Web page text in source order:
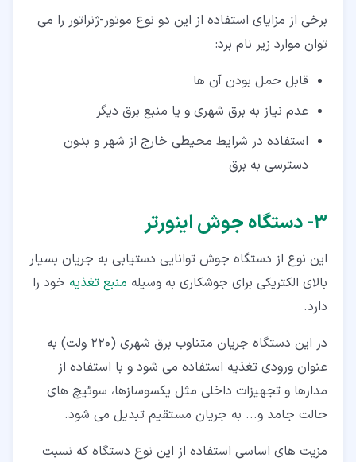
برخی از مزایای استفاده از این دو نوع موتور-ژنراتور را می
توان موارد زیر نام برد:
قابل حمل بودن آن ها
عدم نیاز به برق شهری و یا منبع برق دیگر
استفاده در شرایط محیطی خارج از شهر و بدون
دسترسی به برق
۳‏- دستگاه جوش اینورتر
این نوع از دستگاه جوش توانایی دستیابی به جریان بسیار
بالای الکتریکی برای جوشکاری به وسیله منبع تغذیه خود را
دارد.
در این دستگاه جریان متناوب برق شهری (220 ولت) به
عنوان ورودی تغذیه استفاده می شود و با استفاده از
مدارها و تجهیزات داخلی مثل یکسوسازها، سوئیچ های
حالت جامد و... به جریان مستقیم تبدیل می شود.
مزیت های اساسی استفاده از این نوع دستگاه که نسبت